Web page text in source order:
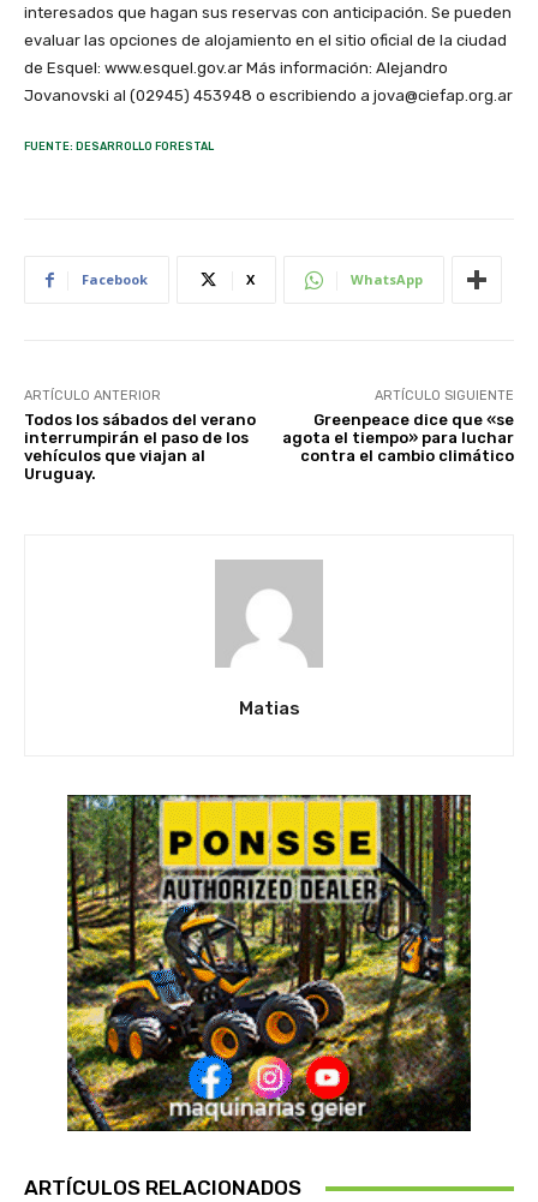
interesados que hagan sus reservas con anticipación. Se pueden
evaluar las opciones de alojamiento en el sitio oficial de la ciudad
de Esquel: www.esquel.gov.ar Más información: Alejandro
Jovanovski al (02945) 453948 o escribiendo a jova@ciefap.org.ar
FUENTE: DESARROLLO FORESTAL
Facebook X WhatsApp
ARTÍCULO ANTERIOR
Todos los sábados del verano
interrumpirán el paso de los
vehículos que viajan al
Uruguay.
ARTÍCULO SIGUIENTE
Greenpeace dice que «se
agota el tiempo» para luchar
contra el cambio climático
Matias
ARTÍCULOS RELACIONADOS